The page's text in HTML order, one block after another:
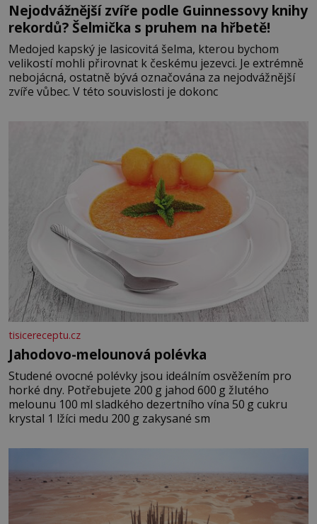
Nejodvážnější zvíře podle Guinnessovy knihy
rekordů? Šelmička s pruhem na hřbetě!
Medojed kapský je lasicovitá šelma, kterou bychom
velikostí mohli přirovnat k českému jezevci. Je extrémně
nebojácná, ostatně bývá označována za nejodvážnější
zvíře vůbec. V této souvislosti je dokonc
tisicereceptu.cz
Jahodovo-melounová polévka
Studené ovocné polévky jsou ideálním osvěžením pro
horké dny. Potřebujete 200 g jahod 600 g žlutého
melounu 100 ml sladkého dezertního vína 50 g cukru
krystal 1 lžíci medu 200 g zakysané sm